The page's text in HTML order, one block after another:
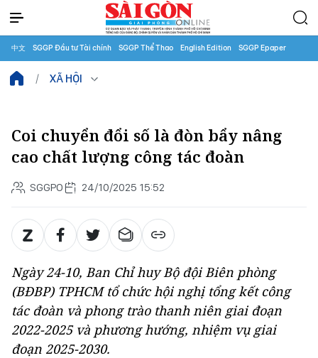
中文 SGGP Đầu tư Tài chính SGGP Thể Thao English Edition SGGP Epaper
XÃ HỘI
Coi chuyển đổi số là đòn bẩy nâng
cao chất lượng công tác đoàn
SGGPO 24/10/2025 15:52
Ngày 24-10, Ban Chỉ huy Bộ đội Biên phòng
(BĐBP) TPHCM tổ chức hội nghị tổng kết công
tác đoàn và phong trào thanh niên giai đoạn
2022-2025 và phương hướng, nhiệm vụ giai
đoạn 2025-2030.